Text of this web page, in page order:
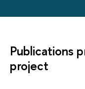
Publications
project